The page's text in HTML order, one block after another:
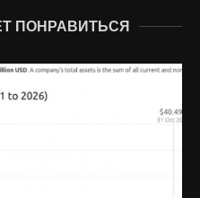
ПОНРАВИТЬСЯ